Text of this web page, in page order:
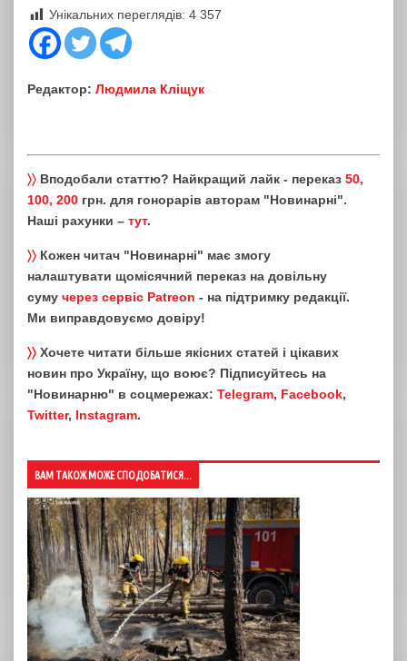
Унікальних переглядів: 4 357
Редактор: Людмила Кліщук
〉〉 Вподобали статтю? Найкращий лайк - переказ 50,
100, 200 грн. для гонорарів авторам "Новинарні".
Наші рахунки – тут.
〉〉 Кожен читач "Новинарні" має змогу
налаштувати щомісячний переказ на довільну
суму через сервіс Patreon - на підтримку редакції.
Ми виправдовуємо довіру!
〉〉 Хочете читати більше якісних статей і цікавих
новин про Україну, що воює? Підписуйтесь на
"Новинарню" в соцмережах: Telegram, Facebook,
Twitter, Instagram.
ВАМ ТАКОЖ МОЖЕ СПОДОБАТИСЯ...